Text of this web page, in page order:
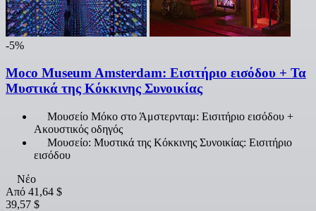
-5%
Moco Museum Amsterdam: Εισιτήριο εισόδου + Τα
Μυστικά της Κόκκινης Συνοικίας
Μουσείο Μόκο στο Άμστερνταμ: Εισιτήριο εισόδου +
Ακουστικός οδηγός
Μουσείο: Μυστικά της Κόκκινης Συνοικίας: Εισιτήριο
εισόδου
Νέο
Από 41,64 $
39,57 $